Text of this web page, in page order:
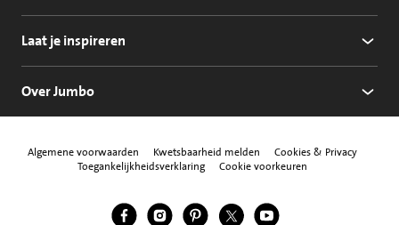
Laat je inspireren
Over Jumbo
Algemene voorwaarden Kwetsbaarheid melden
Cookies & Privacy
Toegankelijkheidsverklaring
Cookie voorkeuren
Volg ons
Jumbo Facebook
Jumbo Instagram
Jumbo Pinterest
Jumbo Twitter
Jumbo YouTube